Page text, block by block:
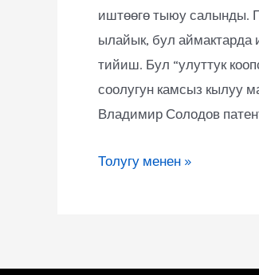
иштөөгө тыюу салынды.
ылайык, бул аймактарда
тийиш. Бул “улуттук
соолугун камсыз кылуу
Владимир Солодов
Толугу менен »